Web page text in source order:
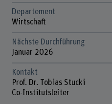
Departement
Wirtschaft
Nächste Durchführung
Januar 2026
Kontakt
Prof. Dr. Tobias Stucki
Co-Institutsleiter